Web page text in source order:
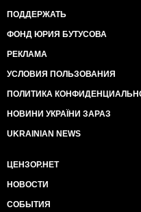
ПОДДЕРЖАТЬ
ФОНД ЮРИЯ БУТУСОВА
РЕКЛАМА
УСЛОВИЯ ПОЛЬЗОВАНИЯ
ПОЛИТИКА
НОВИНИ УКРАЇНИ ЗАРАЗ
UKRAINIAN NEWS
ЦЕНЗОР.НЕТ
НОВОСТИ
СОБЫТИЯ